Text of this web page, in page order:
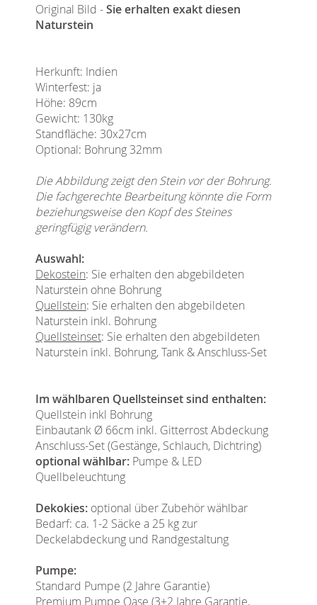
Original Bild -Sie erhalten exakt diesen
Naturstein
Herkunft: Indien
Winterfest: ja
Höhe: 89cm
Gewicht: 130kg
Standfläche: 30x27cm
Optional: Bohrung 32mm
Die Abbildung zeigt den Stein vor der Bohrung.
Die fachgerechte Bearbeitung könnte die Form
beziehungsweise den Kopf des Steines
geringfügig verändern.
Auswahl:
Dekostein: Sie erhalten den abgebildeten
Naturstein ohne Bohrung
Quellstein: Sie erhalten den abgebildeten
Naturstein inkl. Bohrung
Quellsteinset: Sie erhalten den abgebildeten
Naturstein inkl. Bohrung, Tank & Anschluss-Set
Im wählbaren Quellsteinset sind enthalten:
Quellstein inkl Bohrung
Einbautank Ø 66cm inkl. Gitterrost Abdeckung
Anschluss-Set (Gestänge, Schlauch, Dichtring)
optional wählbar: Pumpe & LED
Quellbeleuchtung
Dekokies: optional über Zubehör wählbar
Bedarf: ca. 1-2 Säcke a 25 kg zur
Deckelabdeckung und Randgestaltung
Pumpe:
Standard Pumpe (2 Jahre Garantie)
Premium Pumpe Oase (3+2 Jahre Garantie,